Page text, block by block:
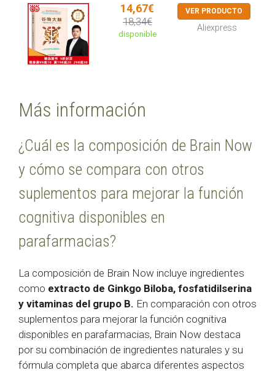
14,67€
18,34€
disponible
VER PRODUCTO
Aliexpress
Más información
¿Cuál es la composición de Brain Now
y cómo se compara con otros
suplementos para mejorar la función
cognitiva disponibles en
parafarmacias?
La composición de Brain Now incluye ingredientes
como extracto de Ginkgo Biloba, fosfatidilserina
y vitaminas del grupo B. En comparación con otros
suplementos para mejorar la función cognitiva
disponibles en parafarmacias, Brain Now destaca
por su combinación de ingredientes naturales y su
fórmula completa que abarca diferentes aspectos